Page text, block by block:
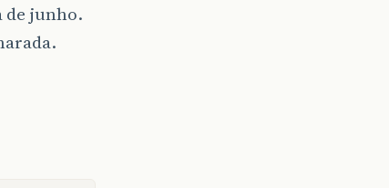
de junho.